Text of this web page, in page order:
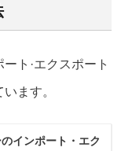
ト·エクスポート
ます。
インポート・エク